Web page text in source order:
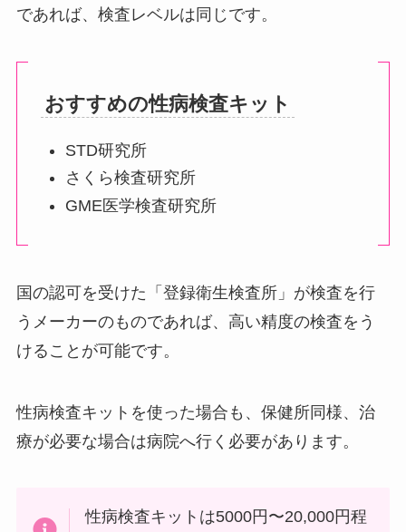
であれば、検査レベルは同じです。
おすすめの性病検査キット
STD研究所
さくら検査研究所
GME医学検査研究所
国の認可を受けた「登録衛生検査所」が検査を行
うメーカーのものであれば、高い精度の検査をう
けることが可能です。
性病検査キットを使った場合も、保健所同様、治
療が必要な場合は病院へ行く必要があります。
性病検査キットは5000円〜20,000円程